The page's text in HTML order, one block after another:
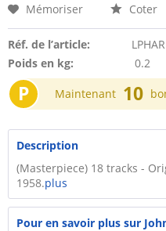
Mémoriser Coter
Réf. de l’article:
Poids en kg:
0.2
P Maintenant 10
Description
(Masterpiece) 18 tracks -
1958.plus
Pour en savoir plus sur